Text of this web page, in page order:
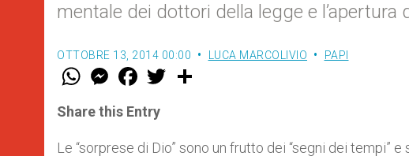
mentale dei dottori della legge e l’apertura
OTTOBRE 13, 2014 00:00 LUCA MARCOLIVIO PAPI
W
t
s
p
M
e
s
e
g
F
a
e
b
o
w
r
Share this Entry
Le “sorprese di Dio” sono un frutto dei “segni dei tempi”